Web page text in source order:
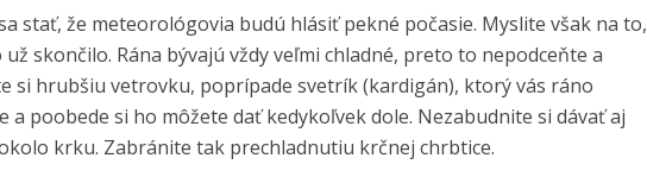
stať, že meteorológovia budú hlásiť pekné počasie. Myslite však na to,
už skončilo. Rána bývajú vždy veľmi chladné, preto to nepodceňte a
si hrubšiu vetrovku, poprípade svetrík (kardigán), ktorý vás ráno
a poobede si ho môžete dať kedykoľvek dole. Nezabudnite si dávať aj
krku. Zabránite tak prechladnutiu krčnej chrbtice.